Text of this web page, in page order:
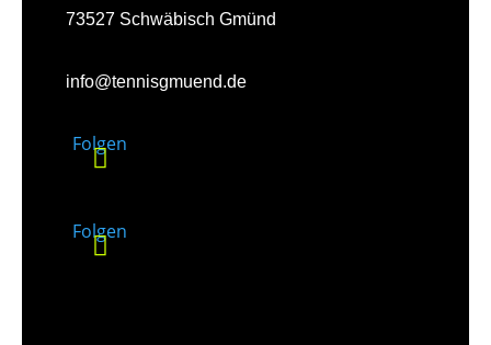
73527 Schwäbisch Gmünd
info@tennisgmuend.de
Folgen
Folgen